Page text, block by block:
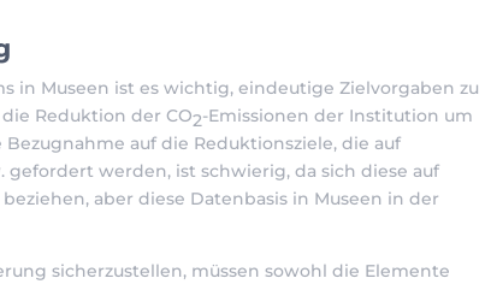
in Museen ist es wichtig, eindeutige Zielvorgaben zu
Reduktion der CO2-Emissionen der Institution um
Bezugnahme auf die Reduktionsziele, die auf
werden, ist schwierig, da sich diese auf
aber diese Datenbasis in Museen in der
sicherzustellen, müssen sowohl die Elemente